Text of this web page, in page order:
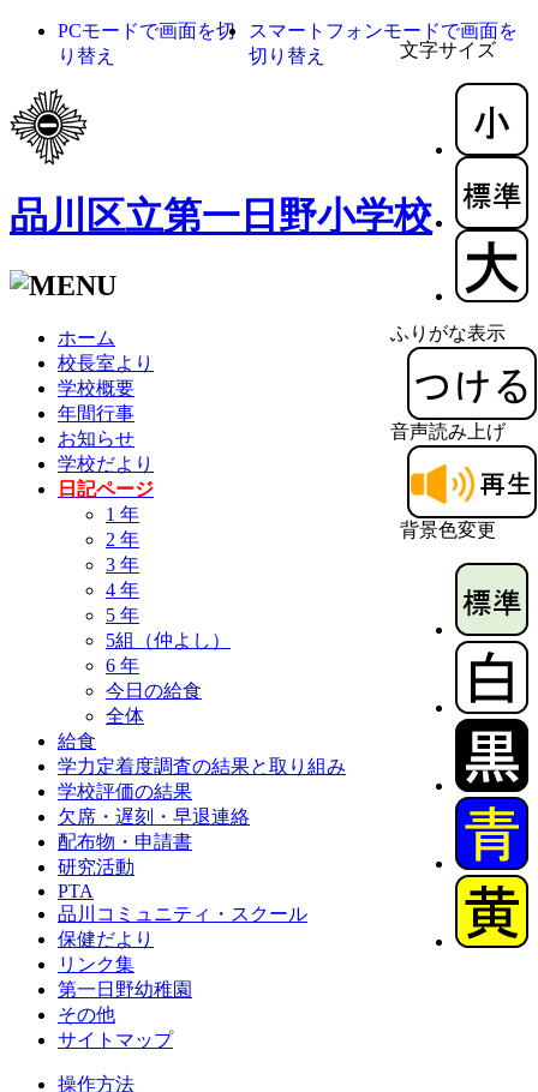
文字サイズ
ふりがな表示
音声読み上げ
背景色変更
PCモードで画面を切
り替え
スマートフォンモードで画面を
切り替え
品川区立第一日野小学校
ホーム
校長室より
学校概要
年間行事
お知らせ
学校だより
日記ページ
1 年
2 年
3 年
4 年
5 年
5組（仲よし）
6 年
今日の給食
全体
給食
学力定着度調査の結果と取り組み
学校評価の結果
欠席・遅刻・早退連絡
配布物・申請書
研究活動
PTA
品川コミュニティ・スクール
保健だより
リンク集
第一日野幼稚園
その他
サイトマップ
操作方法